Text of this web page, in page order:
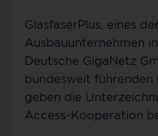
GlasfaserPlus, eines
Ausbauunternehmen
Deutsche GigaNetz
bundesweit führenden
geben die
Access-Kooperation